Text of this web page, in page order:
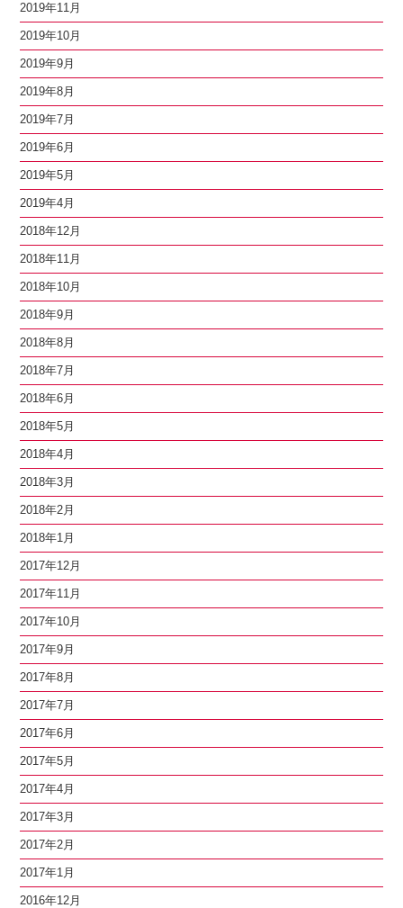
2019年11月
2019年10月
2019年9月
2019年8月
2019年7月
2019年6月
2019年5月
2019年4月
2018年12月
2018年11月
2018年10月
2018年9月
2018年8月
2018年7月
2018年6月
2018年5月
2018年4月
2018年3月
2018年2月
2018年1月
2017年12月
2017年11月
2017年10月
2017年9月
2017年8月
2017年7月
2017年6月
2017年5月
2017年4月
2017年3月
2017年2月
2017年1月
2016年12月